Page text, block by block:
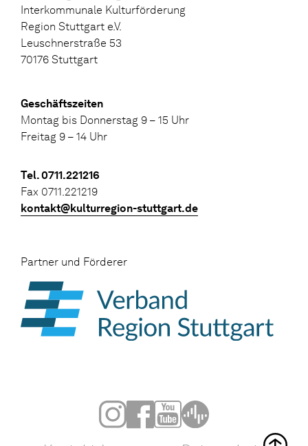
Interkommunale Kulturförderung
Region Stuttgart e.V.
Leuschnerstraße 53
70176 Stuttgart
Geschäftszeiten
Montag bis Donnerstag 9 – 15 Uhr
Freitag 9 – 14 Uhr
Tel. 0711.221216
Fax 0711.221219
kontakt@kulturregion-stuttgart.de
Partner und Förderer